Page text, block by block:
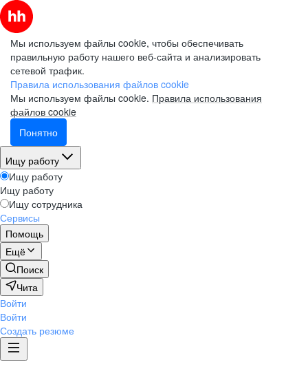
Мы используем файлы cookie, чтобы обеспечивать
правильную работу нашего веб-сайта и анализировать
сетевой трафик.
Правила использования файлов cookie
Мы используем файлы cookie. Правила использования
файлов cookie
Понятно
Ищу работу
Ищу работу
Ищу работу
Ищу сотрудника
Сервисы
Помощь
Ещё
Поиск
Чита
Войти
Войти
Создать резюме